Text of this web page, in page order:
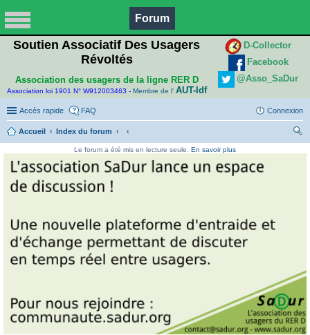
Forum
Soutien Associatif Des Usagers
Révoltés
Association des usagers de la ligne RER D
Association loi 1901 N° W912003463 - Membre de l' AUT-Idf
D-Collector
Facebook
@Asso_SaDur
Accès rapide FAQ Connexion
Accueil
Index du forum
Le forum a été mis en lecture seule. En savoir plus